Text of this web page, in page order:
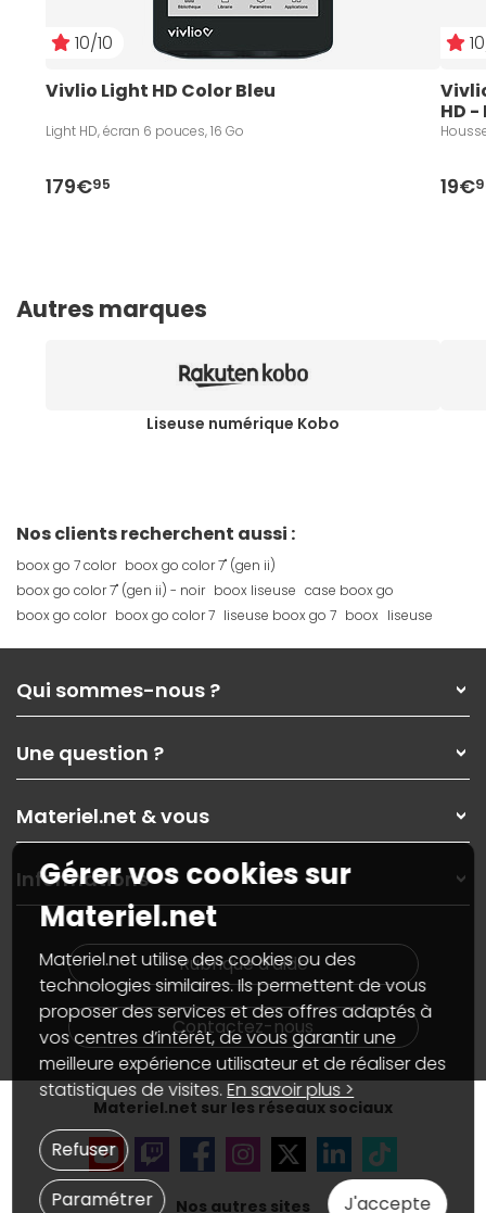
10/10
Vivlio Light HD Color Bleu
Light HD, écran 6 pouces, 16 Go
179€95
HD -
19€
Autres marques
Liseuse numérique Kobo
Nos clients recherchent aussi :
boox go 7 color boox go color 7" (gen ii)
boox go color 7" (gen ii) - noir boox liseuse case boox go
boox go color boox go color 7 liseuse boox go 7 boox liseuse
Qui sommes-nous ?
Nos services
Les magasins Materiel.net
Nos solutions pour les pros
Contactez-nous
Une question ?
Paiement, livraison
Garanties,Pack Zen
SAV, demander un retour
Informations
Guides d'achats et tutoriels
Materiel.net & vous
On répare votre PC portable
On rachète votre carte graphique
PC sur mesure : Votre RDV personnalisé
Notre démarche écologique
Materiel.net recrute
Notre programme d'affiliation
Partenariat & Sponsoring
Informations
Plan du site
Nos marques
Conditions générales de vente
Marketplace
Informations légales
Données personnellesetcookies
Gérer vos cookies
Accessibilité : non conforme
Rubrique d'aide
Contactez-nous
Materiel.net sur les réseaux sociaux
Nos autres sites
Gérer vos cookies sur
Materiel.net
Materiel.net utilise des cookies ou des
technologies similaires. Ils permettent de vous
proposer des services et des offres adaptés à
vos centres d’intérêt, de vous garantir une
meilleure expérience utilisateur et de réaliser des
statistiques de visites.En savoir plus >
J'accepte
Paramétrer
Refuser